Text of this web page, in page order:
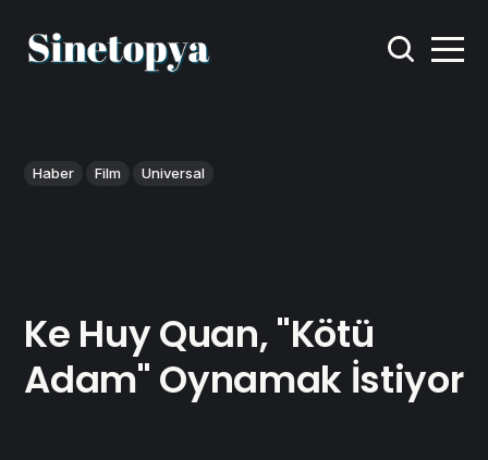
Haber Film Universal
Ke Huy Quan, "Kötü
Adam" Oynamak İstiyor